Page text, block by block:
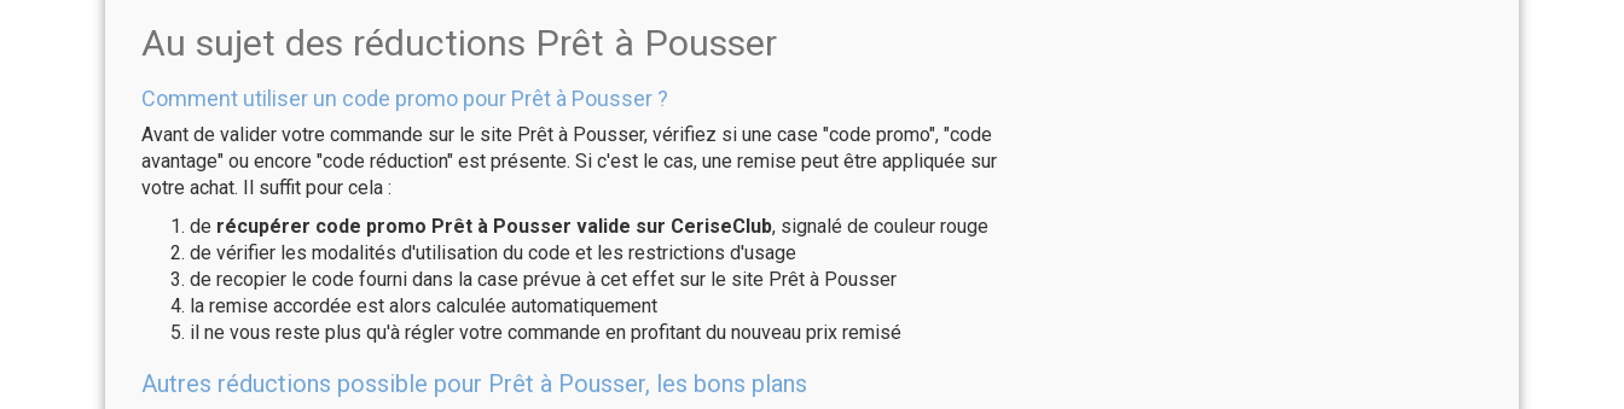
Au sujet des réductions Prêt à Pousser
Comment utiliser un code promo pour Prêt à Pousser ?
Avant de valider votre commande sur le site Prêt à Pousser, vérifiez si une case "code promo", "code
avantage" ou encore "code réduction" est présente. Si c'est le cas, une remise peut être appliquée sur
votre achat. Il suffit pour cela :
de récupérer code promo Prêt à Pousser valide sur CeriseClub, signalé de couleur rouge
de vérifier les modalités d'utilisation du code et les restrictions d'usage
de recopier le code fourni dans la case prévue à cet effet sur le site Prêt à Pousser
la remise accordée est alors calculée automatiquement
il ne vous reste plus qu'à régler votre commande en profitant du nouveau prix remisé
Autres réductions possible pour Prêt à Pousser, les bons plans